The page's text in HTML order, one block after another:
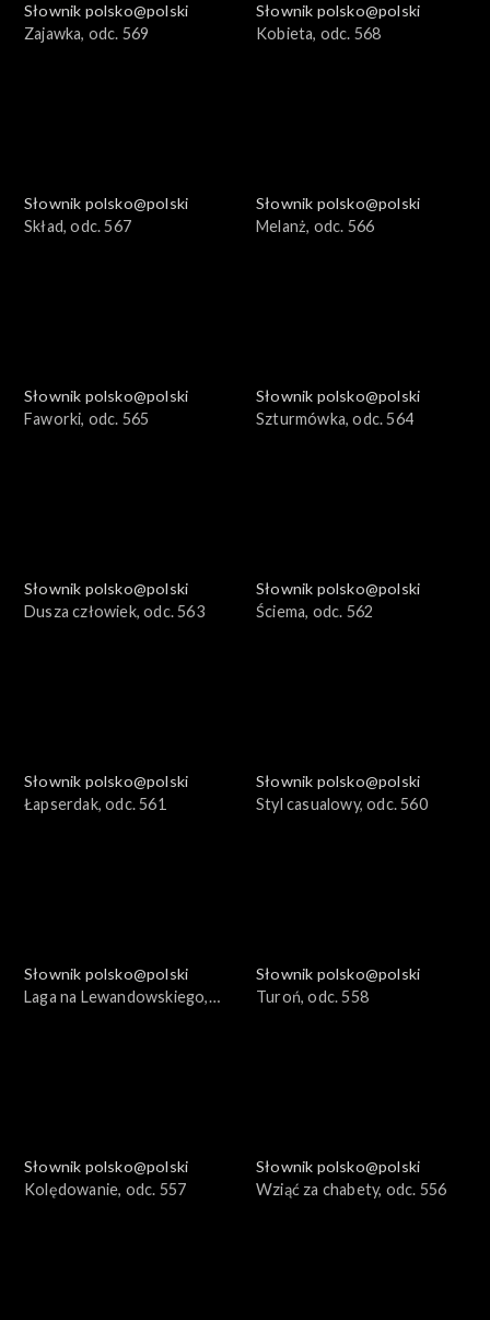
Słownik polsko@polski
Zajawka, odc. 569
Słownik polsko@polski
Kobieta, odc. 568
Słownik polsko@polski
Skład, odc. 567
Słownik polsko@polski
Melanż, odc. 566
Słownik polsko@polski
Faworki, odc. 565
Słownik polsko@polski
Szturmówka, odc. 564
Słownik polsko@polski
Dusza człowiek, odc. 563
Słownik polsko@polski
Ściema, odc. 562
Słownik polsko@polski
Łapserdak, odc. 561
Słownik polsko@polski
Styl casualowy, odc. 560
Słownik polsko@polski
Laga na Lewandowskiego,
Słownik polsko@polski
Turoń, odc. 558
Słownik polsko@polski
Kolędowanie, odc. 557
Słownik polsko@polski
Wziąć za chabety, odc. 556